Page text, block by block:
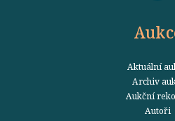
Aktuální
Archiv
Aukční
Autoři